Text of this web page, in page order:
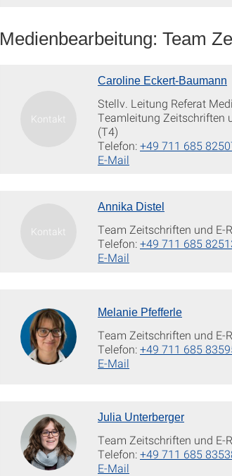
Medienbearbeitung: Team
Caroline Eckert-Baumann
Stellv. Leitung Referat
Teamleitung Zeitschriften
(T4)
Telefon:+49 711 685
E-Mail
Annika Distel
Team Zeitschriften und E-
Telefon:+49 711 685
E-Mail
Melanie Pfefferle
Team Zeitschriften und E-
Telefon:+49 711 685
E-Mail
Julia Unterberger
Team Zeitschriften und E-
Telefon:+49 711 685
E-Mail